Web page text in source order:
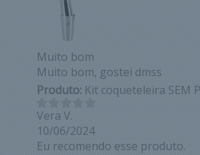
Muito bom
Muito bom, gostei dmss
Produto: Kit coqueteleira SEM
Vera V.
10/06/2024
Eu recomendo esse produto.